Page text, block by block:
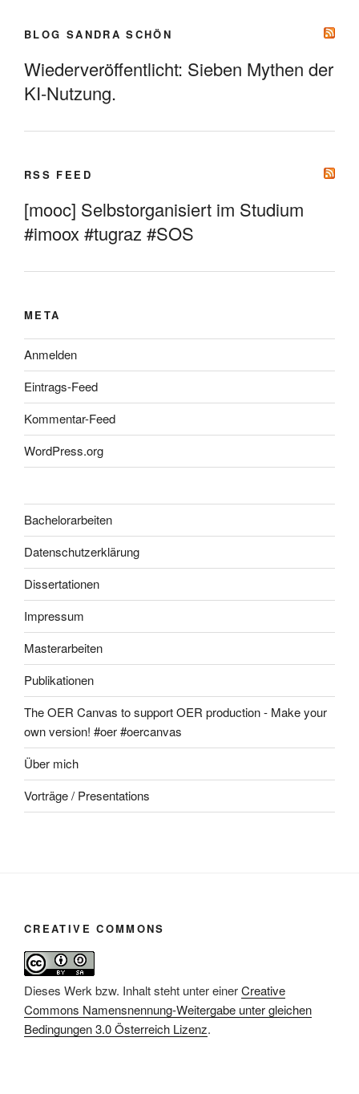
BLOG SANDRA SCHÖN
Wiederveröffentlicht: Sieben Mythen der
KI-Nutzung.
RSS FEED
[mooc] Selbstorganisiert im Studium
#imoox #tugraz #SOS
META
Anmelden
Eintrags-Feed
Kommentar-Feed
WordPress.org
Bachelorarbeiten
Datenschutzerklärung
Dissertationen
Impressum
Masterarbeiten
Publikationen
The OER Canvas to support OER production - Make your
own version! #oer #oercanvas
Über mich
Vorträge / Presentations
CREATIVE COMMONS
Dieses Werk bzw. Inhalt steht unter einerCreative
Commons Namensnennung-Weitergabe unter gleichen
Bedingungen 3.0 Österreich Lizenz.